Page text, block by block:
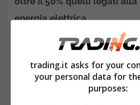
energia elettrica.
LEGGI ANCHE:Manovra
delle tasse alla grande
Superbonus
trading.it asks for your
your personal data for
purposes: